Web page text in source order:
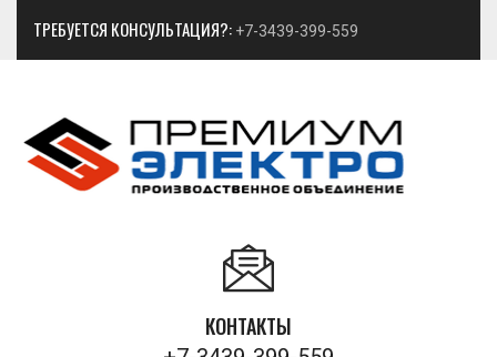
ТРЕБУЕТСЯ КОНСУЛЬТАЦИЯ?: +7-3439-399-559
КОНТАКТЫ